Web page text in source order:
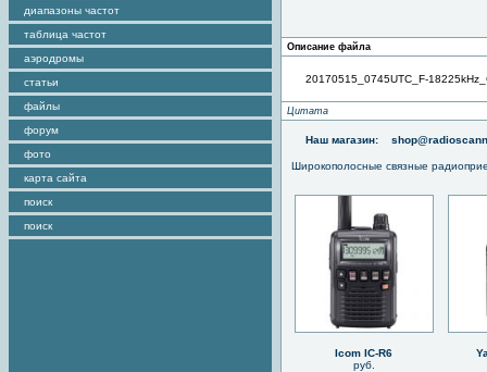
диапазоны частот
таблица частот
аэродромы
статьи
файлы
форум
фото
карта сайта
поиск
поиск
Описание файла
20170515_0745UTC_F-
Цитата
Наш магазин:
Широкополосные связные
Icom IC-R6
руб.